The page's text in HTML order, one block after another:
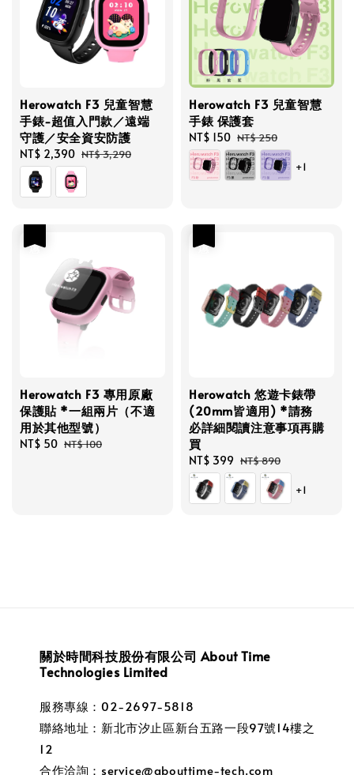
Herowatch F3 兒童智慧
手錶-超值入門款／遠端
守護／安全資安防護
Sale
price
NT$ 2,390 Regular
price
NT$ 3,290
Herowatch F3 兒童智慧
手錶 保護套
Sale
price
NT$ 150 Regular
price
NT$ 250
+1
Herowatch F3 專用原廠
保護貼 *一組兩片（不適
用於其他型號）
Sale
NT$ 50 Regular
NT$ 100
Herowatch 悠遊卡錶帶
(20mm皆適用) *請務
必詳細閱讀注意事項再購
買
Sale
price
NT$ 399 Regular
price
NT$ 890
+1
關於時間科技股份有限公司 About Time
Technologies Limited
服務專線：02-2697-5818
聯絡地址：新北市汐止區新台五路一段97號14樓之
12
合作洽詢：service@abouttime-tech.com